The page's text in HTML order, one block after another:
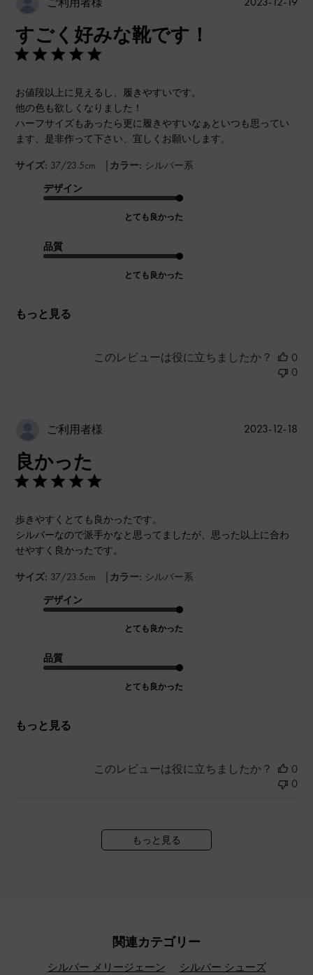
すごく好みな靴です！
お値段以上に見えるし、履きやすいです。
他の色も欲しくなりました！
ハーフサイズもあったら更に履きやすいなぁといつも思ってい
ます、是非作って下さい、宜しくお願いします。
サイズ: 37/23.5cm | カラー: シルバー系
デザイン
とても良かった
品質
とても良かった
もっと見る
このレビューは役に立ちましたか？
0
0
ご利用者様
良かった
歩きやすくとても良かったです。
シルバーなので派手かなと思ってましたが、思った以上に合わ
せやすく良かったです。
サイズ: 37/23.5cm | カラー: シルバー系
デザイン
とても良かった
品質
とても良かった
もっと見る
公
2023-12-18
このレビューは役に立ちましたか？
0
0
もっと見る
関連カテゴリー
シルバー メリージェーン
シルバー シューズ